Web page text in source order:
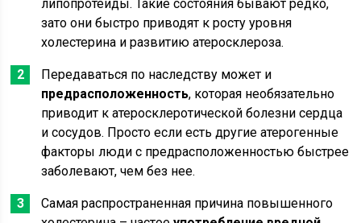
липопротеиды. Такие состояния бывают редко,
зато они быстро приводят к росту уровня
холестерина и развитию атеросклероза.
Передаваться по наследству может и
предрасположенность, которая необязательно
приводит к атеросклеротической болезни сердца
и сосудов. Просто если есть другие атерогенные
факторы люди с предрасположенностью быстрее
заболевают, чем без нее.
Самая распространенная причина повышенного